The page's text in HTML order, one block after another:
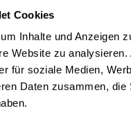
Cookies
Inhalte und Anzeigen
Website zu
für soziale Medien,
Daten zusammen,